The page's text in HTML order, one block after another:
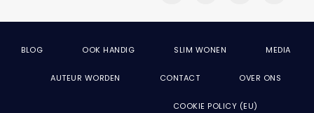
BLOG OOK HANDIG SLIM WONEN MEDIA
AUTEUR WORDEN CONTACT OVER ONS
COOKIE POLICY (EU)